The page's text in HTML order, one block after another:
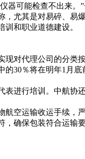
可能检查不出来。
尤其是对易碎、易
和职业道德建设。
对代理公司的分类
30％将在明年1月底
进行培训。中航协
空运输收运手续，严
确保包装符合运输